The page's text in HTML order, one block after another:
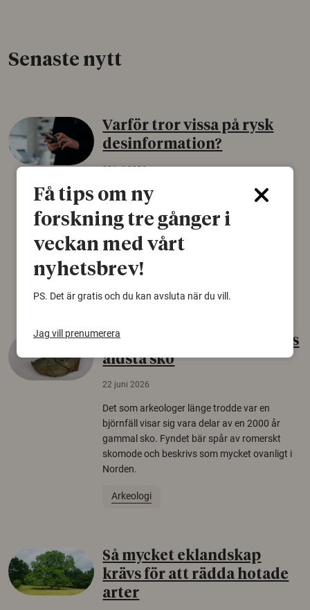
Senaste nytt
Varför tror vissa på rysk
desinformation?
30 juli 2026
Personer som är mer benägna att tro på
konspirationsteorier är ofta mer mottagliga
för rysk desinformation. Det visar en studie
från Försvarshögskolan med deltagare i fyra
europeiska länder.
Gammalt skinn var Sveriges
äldsta sko
22 juni 2026
Det som arkeologer länge trodde var en
björnfäll visar sig vara delar av en 2000 år
gammal sko. Fyndet bär spår av romerskt
skomode och beskrivs som mycket ovanligt i
Norden.
Arkeologi
Så mycket eklandskap
krävs för att rädda hotade
arter
Få tips om ny
forskning tre gånger i
veckan med vårt
nyhetsbrev!
PS. Det är gratis och du kan avsluta när du vill.
Jag vill prenumerera